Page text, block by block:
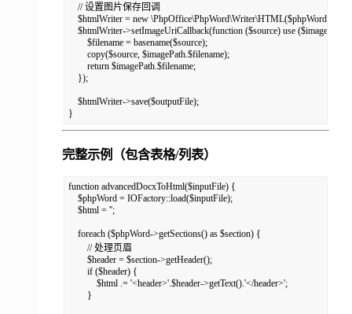
// 设置图片保存回调
$htmlWriter = new \PhpOffice\PhpWord\Writer\HTML($phpWord);
$htmlWriter->setImageUriCallback(function ($source) use ($imagePath)
$filename = basename($source);
copy($source, $imagePath.$filename);
return $imagePath.$filename;
});
$htmlWriter->save($outputFile);
}
完整示例（包含表格/列表）
function advancedDocxToHtml($inputFile) {
$phpWord = IOFactory::load($inputFile);
$html = '';
foreach ($phpWord->getSections() as $section) {
// 处理页眉
$header = $section->getHeader();
if ($header) {
$html .= '<header>'.$header->getText().'</header>';
}